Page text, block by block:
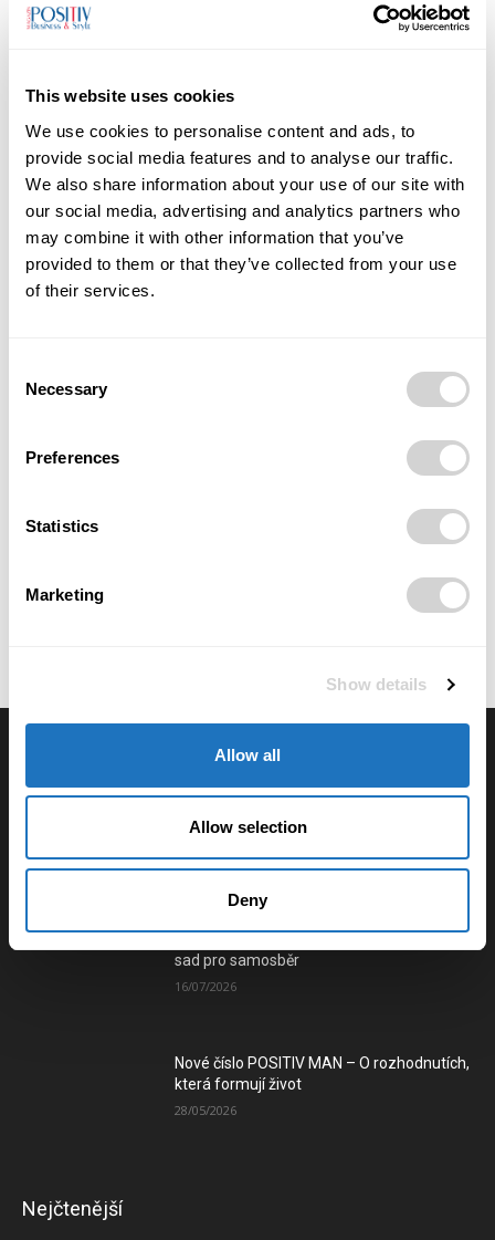
This website uses cookies
We use cookies to personalise content and ads, to
provide social media features and to analyse our traffic.
We also share information about your use of our site with
our social media, advertising and analytics partners who
may combine it with other information that you’ve
provided to them or that they’ve collected from your use
of their services.
Selection
Necessary
Preferences
Statistics
Marketing
Show details
Allow all
Allow selection
Deny
MOST READ
Ostrava zažije módní show, jakou region
ještě neviděl
03/08/2026
Anna Vojtková vybudovala značku
Majitel fakturuje vlastní firmě. Kdy jde o
podnikání a kdy už hrozí doměření
dětského oblečení, které roste spolu s
dětmi
sad pro samosběr
16/07/2026
Nové číslo POSITIV MAN – O rozhodnutích,
která formují život
28/05/2026
Nejčtenější